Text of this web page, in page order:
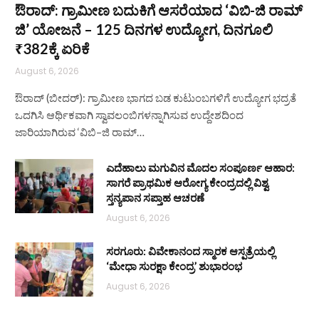
ಔರಾದ್: ಗ್ರಾಮೀಣ ಬದುಕಿಗೆ ಆಸರೆಯಾದ ‘ವಿಬಿ-ಜಿ ರಾಮ್
ಜಿ’ ಯೋಜನೆ – 125 ದಿನಗಳ ಉದ್ಯೋಗ, ದಿನಗೂಲಿ
₹382ಕ್ಕೆ ಏರಿಕೆ
August 6, 2026
ಔರಾದ್ (ಬೀದರ್): ಗ್ರಾಮೀಣ ಭಾಗದ ಬಡ ಕುಟುಂಬಗಳಿಗೆ ಉದ್ಯೋಗ ಭದ್ರತೆ
ಒದಗಿಸಿ ಆರ್ಥಿಕವಾಗಿ ಸ್ವಾವಲಂಬಿಗಳನ್ನಾಗಿಸುವ ಉದ್ದೇಶದಿಂದ
ಜಾರಿಯಾಗಿರುವ ‘ವಿಬಿ–ಜಿ ರಾಮ್…
ಎದೆಹಾಲು ಮಗುವಿನ ಮೊದಲ ಸಂಪೂರ್ಣ ಆಹಾರ:
ಸಾಗರೆ ಪ್ರಾಥಮಿಕ ಆರೋಗ್ಯ ಕೇಂದ್ರದಲ್ಲಿ ವಿಶ್ವ
ಸ್ತನ್ಯಪಾನ ಸಪ್ತಾಹ ಆಚರಣೆ
August 6, 2026
ಸರಗೂರು: ವಿವೇಕಾನಂದ ಸ್ಮಾರಕ ಆಸ್ಪತ್ರೆಯಲ್ಲಿ
‘ಮೇಧಾ ಸುರಕ್ಷಾ ಕೇಂದ್ರ’ ಶುಭಾರಂಭ
August 6, 2026